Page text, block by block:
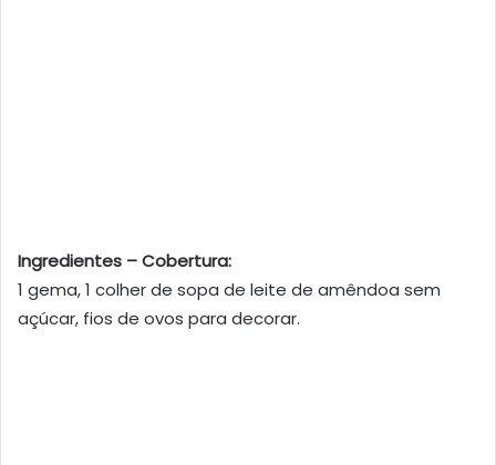
Ingredientes – Cobertura:
1 gema, 1 colher de sopa de leite de amêndoa sem
açúcar, fios de ovos para decorar.